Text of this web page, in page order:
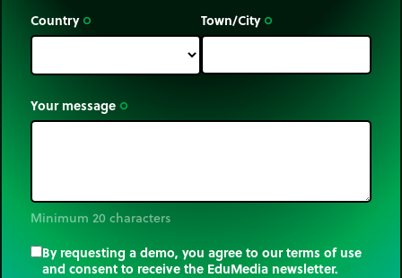
Country trip_origin Town/City trip_origin
Your message trip_origin
Minimum 20 characters
By requesting a demo, you agree to our terms of use
and consent to receive the EduMedia newsletter.